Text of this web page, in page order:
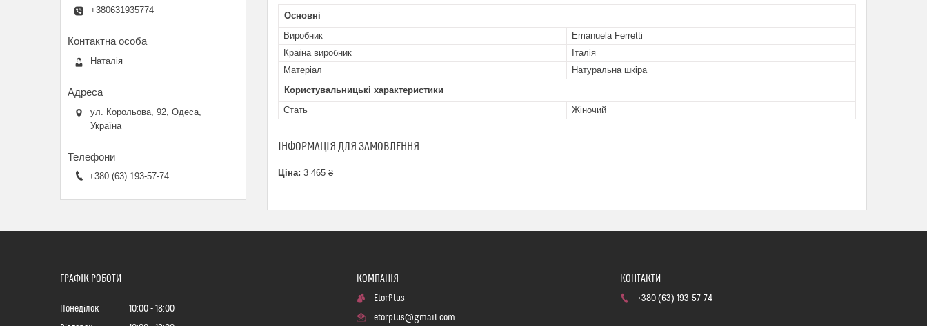
Основні
Виробник
Emanuela Ferretti
Країна виробник
Італія
Матеріал
Натуральна шкіра
Користувальницькі характеристики
Стать
Жіночий
ІНФОРМАЦІЯ ДЛЯ ЗАМОВЛЕННЯ
Ціна: 3 465 ₴
+380631935774
Наталія
ул. Корольова, 92, Одеса,
Україна
+380 (63) 193-57-74
ГРАФІК РОБОТИ
Понеділок 10:00
18:00
EtorPlus
etorplus@gmail.com
+380 (63) 193-57-74